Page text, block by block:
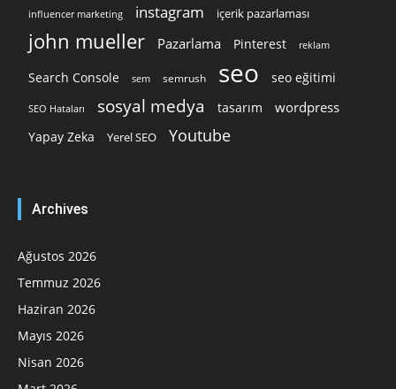
influencer marketing instagram içerik pazarlaması
john mueller Pazarlama Pinterest reklam
Search Console sem semrush seo seo eğitimi
SEO Hataları sosyal medya tasarım wordpress
Yapay Zeka Yerel SEO Youtube
Archives
Ağustos 2026
Temmuz 2026
Haziran 2026
Mayıs 2026
Nisan 2026